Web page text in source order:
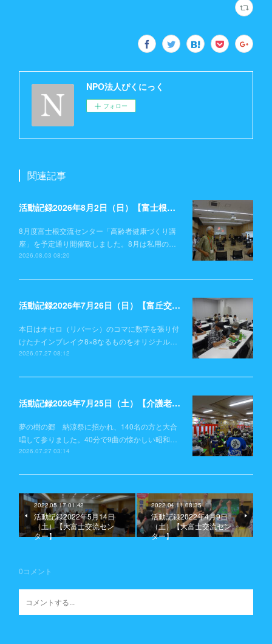
NPO法人ぴくにっく
フォロー
関連記事
活動記録2026年8月2日（日）【富士根交流センター】
8月度富士根交流センター「高齢者健康づくり講
座」を予定通り開催致しました。8月は私用の…
2026.08.03 08:20
活動記録2026年7月26日（日）【富丘交流センター】
本日はオセロ（リバーシ）のコマに数字を張り付
けたナインブレイク8×8なるものをオリジナル…
2026.07.27 08:12
活動記録2026年7月25日（土）【介護老人保健施設 夢の樹の郷】
夢の樹の郷 納涼祭に招かれ、140名の方と大合
唱して参りました。40分で9曲の懐かしい昭和…
2026.07.27 03:14
2022.05.17 01:42
活動記録2022年5月14日
（土）【大富士交流セン
ター】
2022.04.11 08:35
活動記録2022年4月9日
（土）【大富士交流セン
ター】
0コメント